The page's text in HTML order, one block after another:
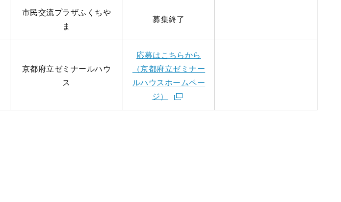
市民交流プラザふくちや
ま
募集終了
京都府立ゼミナールハウ
ス
応募はこちらから
（京都府立ゼミナー
ルハウスホームペー
ジ）